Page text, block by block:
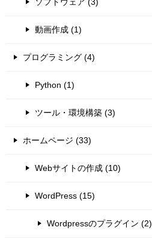
動画作成 (1)
プログラミング (4)
Python (1)
ツール・環境構築 (3)
ホームページ (33)
Webサイトの作成 (10)
WordPress (15)
Wordpressのプラグイン (2)